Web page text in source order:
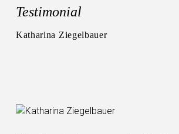
Testimonial
Katharina Ziegelbauer